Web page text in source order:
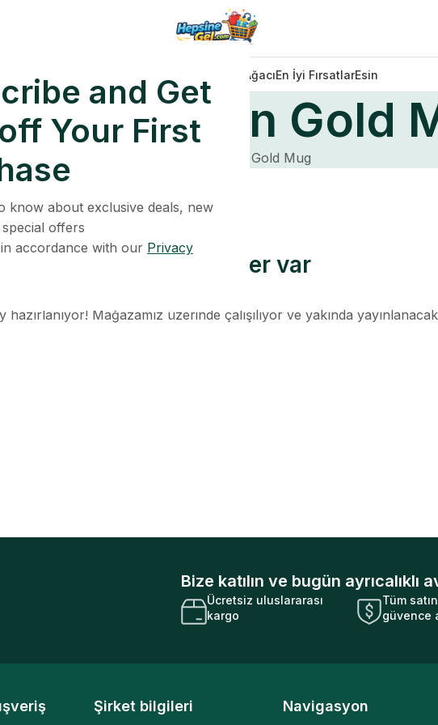
and Get
Your First
know about exclusive deals, new
offers
accordance with our Privacy
Noel AğacıEn İyi FırsatlarEsin
Porcelain Gold
Premium Porcelain Gold Mug
Ufukta harika şeyler var
hazırlanıyor! Mağazamız üzerinde çalışılıyor ve yakında
Bize katılın ve bugün ayrıcalıklı
Ücretsiz uluslararası
kargo
Tüm
güvence
Şirket bilgileri Navigasyon